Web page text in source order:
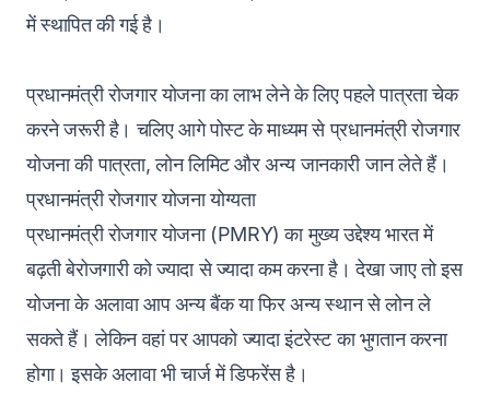
में स्थापित की गई है।
प्रधानमंत्री रोजगार योजना का लाभ लेने के लिए पहले पात्रता चेक
करने जरूरी है। चलिए आगे पोस्ट के माध्यम से प्रधानमंत्री रोजगार
योजना की पात्रता, लोन लिमिट और अन्य जानकारी जान लेते हैं।
प्रधानमंत्री रोजगार योजना योग्यता
प्रधानमंत्री रोजगार योजना (PMRY) का मुख्य उद्देश्य भारत में
बढ़ती बेरोजगारी को ज्यादा से ज्यादा कम करना है। देखा जाए तो इस
योजना के अलावा आप अन्य बैंक या फिर अन्य स्थान से लोन ले
सकते हैं। लेकिन वहां पर आपको ज्यादा इंटरेस्ट का भुगतान करना
होगा। इसके अलावा भी चार्ज में डिफरेंस है।